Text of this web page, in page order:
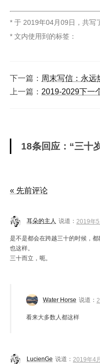
* 于 2019年04月09日 ， 共写
* 文内使用到的标签：
下一篇： 周末写信：永远
上一篇： 2019-2029下一
18条回应：“三十
« 先前评论
耳朵的主人 说道： 2019年
是不是都会在跨越三十的时候，
也这样。
三十而立，呃。
Water Horse 说道：
看来大多数人都这样
LucienGe 说道： 2019年4